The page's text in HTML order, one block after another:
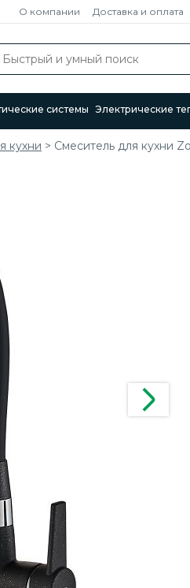
О компании Доставка и оплата
системы Электрические
кухни > Смеситель для кухни